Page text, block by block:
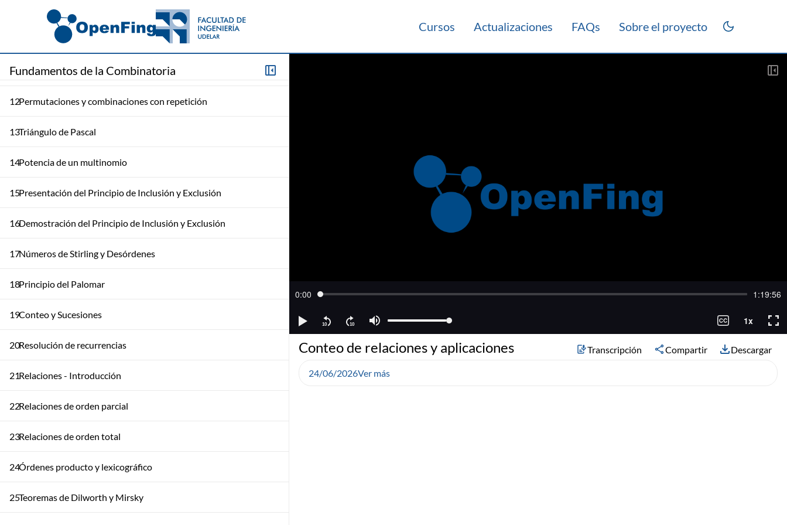
Cursos Actualizaciones FAQs Sobre el proyecto
Fundamentos de la Combinatoria
Reglas de la suma y del producto
Permutaciones y Arreglos
11Combinaciones con y sin repetición
12Permutaciones y combinaciones con repetición
13Triángulo de Pascal
14Potencia de un multinomio
15Presentación del Principio de Inclusión y Exclusión
16Demostración del Principio de Inclusión y Exclusión
17Números de Stirling y Desórdenes
18Principio del Palomar
19Conteo y Sucesiones
20Resolución de recurrencias
21Relaciones - Introducción
22Relaciones de orden parcial
23Relaciones de orden total
24Órdenes producto y lexicográfico
25Teoremas de Dilworth y Mirsky
Conteo de relaciones y aplicaciones Transcripción Compartir Descargar
24/06/2026Ver más